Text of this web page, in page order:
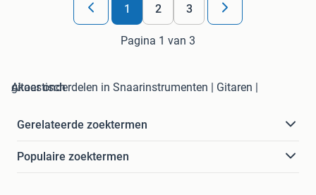
1 2 3
Pagina 1 van 3
gitaar onderdelen in Snaarinstrumenten | Gitaren | Akoestisch
Gerelateerde zoektermen
Populaire zoektermen